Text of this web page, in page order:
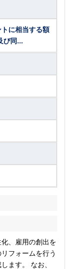
トに相当する額
び同...
、雇用の創出を
フォームを行う
ます。 なお、